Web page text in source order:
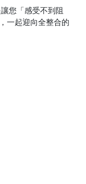
您「感受不到阻
一起迎向全整合的